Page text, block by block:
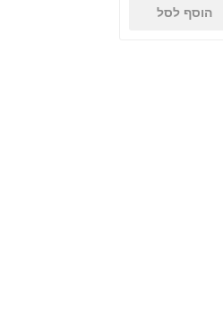
הוסף לסל